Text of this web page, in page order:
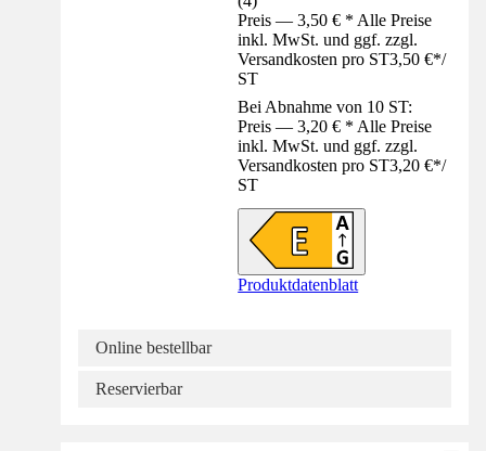
Preis — 3,50 € * Alle Preise
inkl. MwSt. und ggf. zzgl.
Versandkosten pro ST3,50 €*/
ST
Bei Abnahme von 10 ST:
Preis — 3,20 € * Alle Preise
inkl. MwSt. und ggf. zzgl.
Versandkosten pro ST3,20 €*/
ST
Produktdatenblatt
Online bestellbar
Reservierbar